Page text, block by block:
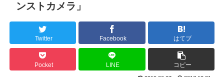
ンストカメラ」
Twitter Facebook はてブ
Pocket LINE コピー